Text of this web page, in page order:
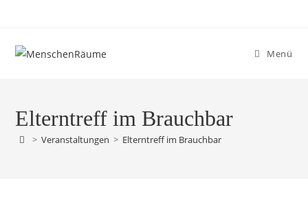
Menü
Elterntreff im Brauchbar
> Veranstaltungen > Elterntreff im Brauchbar